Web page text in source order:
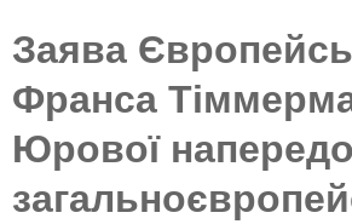
Заява
Франса
Юрової